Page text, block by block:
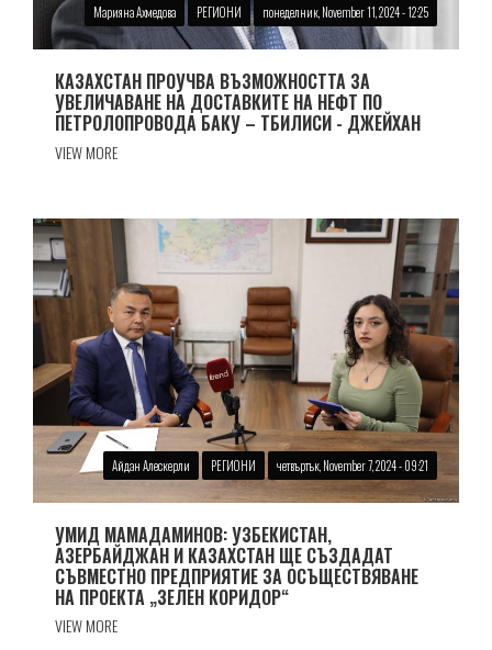
Марияна Ахмедова РЕГИОНИ понеделник, November 11, 2024 - 12:25
КАЗАХСТАН ПРОУЧВА ВЪЗМОЖНОСТТА ЗА
УВЕЛИЧАВАНЕ НА ДОСТАВКИТЕ НА НЕФТ ПО
ПЕТРОЛОПРОВОДА БАКУ – ТБИЛИСИ - ДЖЕЙХАН
VIEW MORE
Айдан Алескерли РЕГИОНИ четвъртък, November 7, 2024 - 09:21
УМИД МАМАДАМИНОВ: УЗБЕКИСТАН,
АЗЕРБАЙДЖАН И КАЗАХСТАН ЩЕ СЪЗДАДАТ
СЪВМЕСТНО ПРЕДПРИЯТИЕ ЗА ОСЪЩЕСТВЯВАНЕ
НА ПРОЕКТА „ЗЕЛЕН КОРИДОР“
VIEW MORE